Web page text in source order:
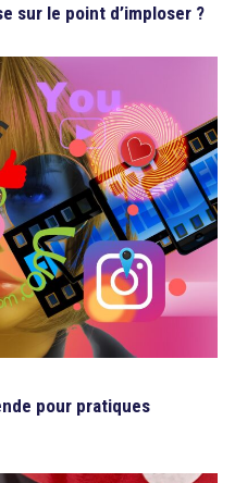
sur le point d’imploser ?
pour pratiques